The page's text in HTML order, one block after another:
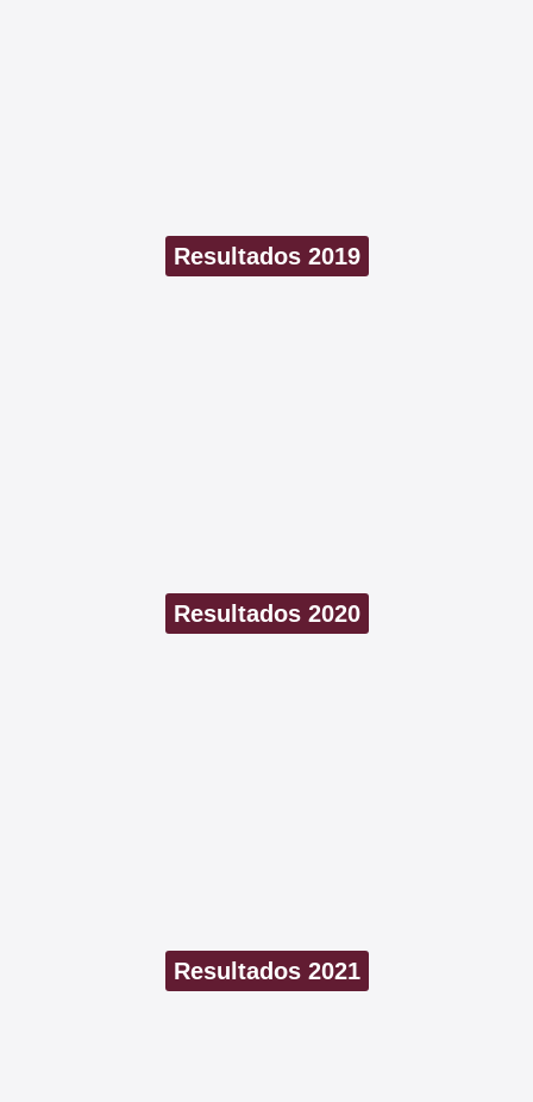
Resultados 2019
Resultados 2020
Resultados 2021